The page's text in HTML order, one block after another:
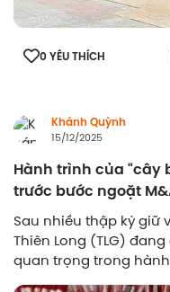
0 YÊU THÍCH
Khánh Quỳnh
15/12/2025
Hành trình của "cây
trước bước ngoặt
Sau nhiều thập kỷ giữ
Thiên Long (TLG)
quan trọng trong